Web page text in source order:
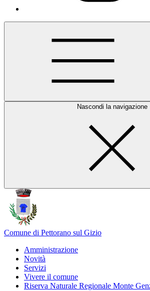
Nascondi la navigazione
Comune di Pettorano sul Gizio
Amministrazione
Novità
Servizi
Vivere il comune
Riserva Naturale Regionale Monte